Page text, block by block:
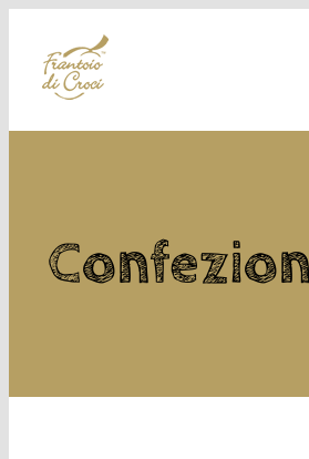
contenuto